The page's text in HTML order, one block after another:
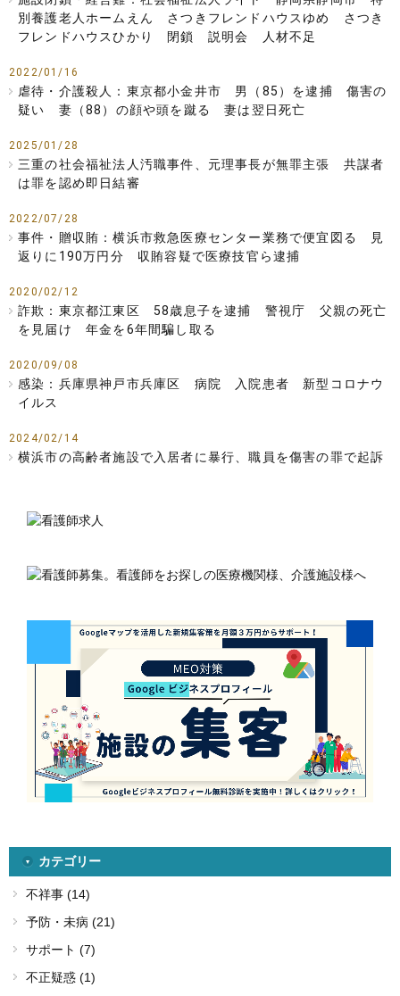
別養護老人ホームえん さつきフレンドハウスゆめ さつき
フレンドハウスひかり 閉鎖 説明会 人材不足
2022/01/16
虐待・介護殺人：東京都小金井市 男（85）を逮捕 傷害の
疑い 妻（88）の顔や頭を蹴る 妻は翌日死亡
2025/01/28
三重の社会福祉法人汚職事件、元理事長が無罪主張 共謀者
は罪を認め即日結審
2022/07/28
事件・贈収賄：横浜市救急医療センター業務で便宜図る 見
返りに190万円分 収賄容疑で医療技官ら逮捕
2020/02/12
詐欺：東京都江東区 58歳息子を逮捕 警視庁 父親の死亡
を見届け 年金を6年間騙し取る
2020/09/08
感染：兵庫県神戸市兵庫区 病院 入院患者 新型コロナウ
イルス
2024/02/14
横浜市の高齢者施設で入居者に暴行、職員を傷害の罪で起訴
カテゴリー
不祥事 (14)
予防・未病 (21)
サポート (7)
不正疑惑 (1)